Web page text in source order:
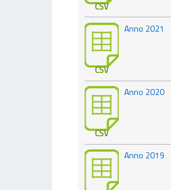
CSV
CSV
Anno 2021
CSV
Anno 2020
Anno 2019